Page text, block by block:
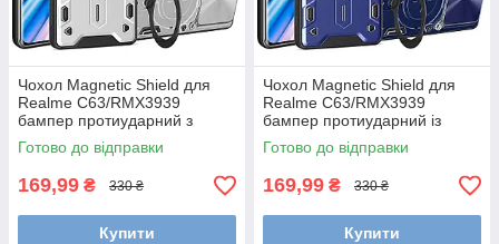
Чохол Magnetic Shield для
Realme C63/RMX3939
бампер протиударний з
підставкою кільцем Silver
Готово до відправки
169,99 ₴ 330 ₴
Купити
Чохол Magnetic Shield для
Realme C63/RMX3939
бампер протиударний із
підставкою кільцем Blue
Готово до відправки
169,99 ₴ 330 ₴
Купити